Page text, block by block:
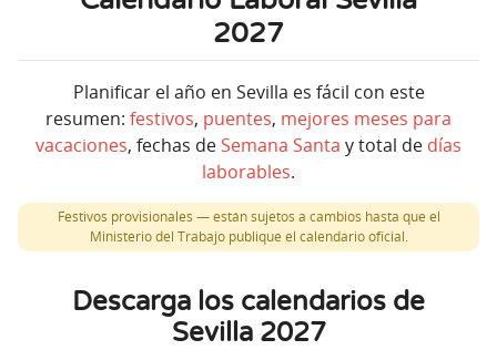
2027
Planificar el año en Sevilla es fácil con este
resumen: festivos, puentes, mejores meses para
vacaciones, fechas de Semana Santa y total de días
laborables.
Festivos provisionales — están sujetos a cambios hasta que el
Ministerio del Trabajo publique el calendario oficial.
Descarga los calendarios de
Sevilla 2027